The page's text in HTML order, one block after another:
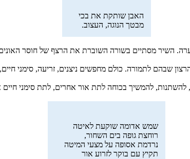
האבן שותקת את בכי
מבטך הנוגה, העצוב.
השיר מסתיים בשורה השוברת את הרצף של חוסר
שבהם לתמורה. כולם מחפשים ניצנים, זריעה, סימני
להמשיך בכוחה לתת אור אחרים, לתת סימני חיים
שמש אדומה שוקעת לאיטה
רוחצת גופה בים השחור,
נרדמת אסופה על מצעי המיטה
תקיץ עם בוקר לזרוע אור